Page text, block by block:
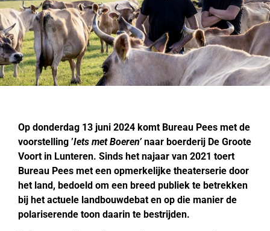
Op donderdag 13 juni 2024 komt Bureau Pees met de
voorstelling ’Iets met Boeren’ naar boerderij De Groote
Voort in Lunteren. Sinds het najaar van 2021 toert
Bureau Pees met een opmerkelijke theaterserie door
het land, bedoeld om een breed publiek te betrekken
bij het actuele landbouwdebat en op die manier de
polariserende toon daarin te bestrijden.